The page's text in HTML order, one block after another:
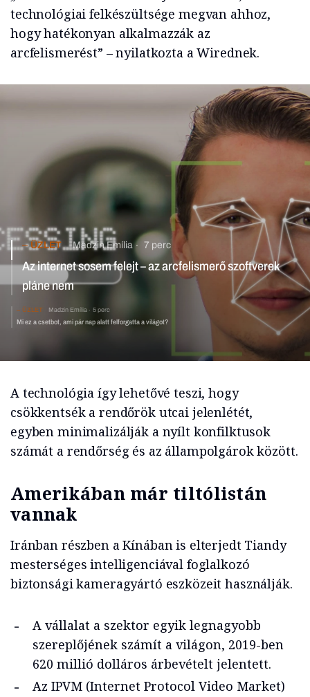
technológiai felkészültsége megvan ahhoz,
hogy hatékonyan alkalmazzák az
arcfelismerést” – nyilatkozta a Wirednek.
ÜZLET Madzin Emília 7 perc
Az internet sosem felejt – az arcfelismerő szoftverek
pláne nem
ÜZLET Madzin Emília 5 perc
Mi ez a csetbot, ami pár nap alatt felforgatta a világot?
A technológia így lehetővé teszi, hogy
csökkentsék a rendőrök utcai jelenlétét,
egyben minimalizálják a nyílt konfilktusok
számát a rendőrség és az állampolgárok között.
Amerikában már tiltólistán
vannak
Iránban részben a Kínában is elterjedt Tiandy
mesterséges intelligenciával foglalkozó
biztonsági kameragyártó eszközeit használják.
A vállalat a szektor egyik legnagyobb
szereplőjének számít a világon, 2019-ben
620 millió dolláros árbevételt jelentett.
Az IPVM (Internet Protocol Video Market)